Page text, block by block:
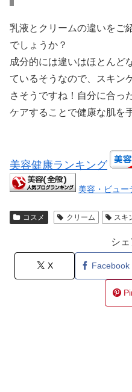
乳液とクリームの違いをご
でしょうか？
成分的には違いはほとんど
ているそうなので、スキン
さそうですね！自分に合っ
ケアすることで健康な肌を
美容健康ランキング
美容・ビュ
コスメ クリーム スキ
シ
X Facebook